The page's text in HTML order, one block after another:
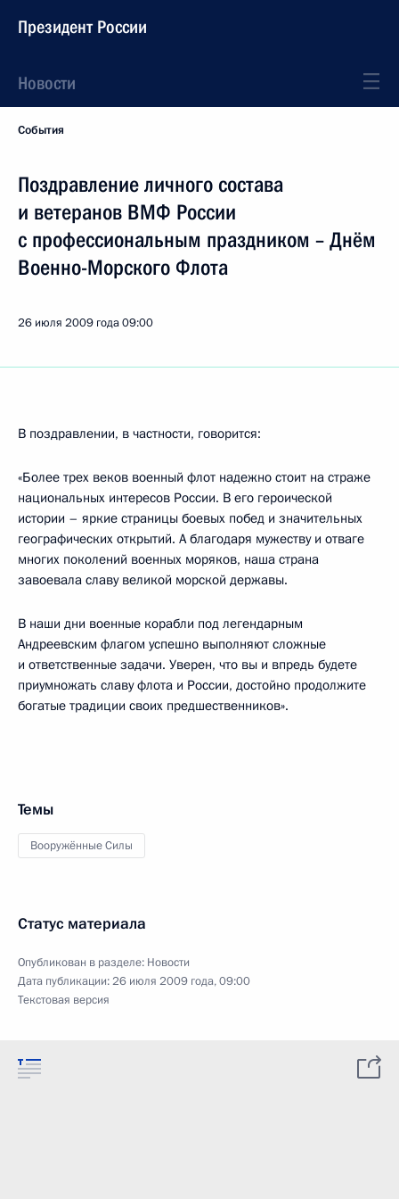
Президент России
Новости
События
Поздравление личного состава
и ветеранов ВМФ России
с профессиональным праздником – Днём
Военно-Морского Флота
26 июля 2009 года09:00
В поздравлении, в частности, говорится:
«Более трех веков военный флот надежно стоит на страже
национальных интересов России. В его героической
истории – яркие страницы боевых побед и значительных
географических открытий. А благодаря мужеству и отваге
многих поколений военных моряков, наша страна
завоевала славу великой морской державы.
В наши дни военные корабли под легендарным
Андреевским флагом успешно выполняют сложные
и ответственные задачи. Уверен, что вы и впредь будете
приумножать славу флота и России, достойно продолжите
богатые традиции своих предшественников».
Темы
Вооружённые Силы
Статус материала
Опубликован в разделе: Новости
Дата публикации:26 июля 2009 года, 09:00
Текстовая версия